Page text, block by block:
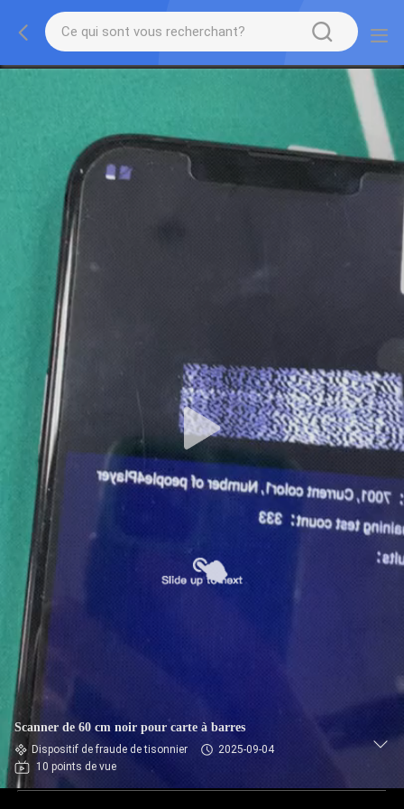
Scanner de 60 cm noir pour carte à barres
Dispositif de fraude de tisonnier
2025-09-04
10 points de vue